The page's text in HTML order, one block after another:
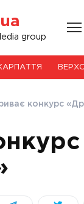
group
конкурс